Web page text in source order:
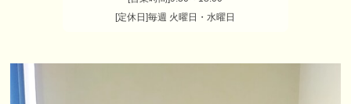
[定休日]毎週 火曜日・水曜日